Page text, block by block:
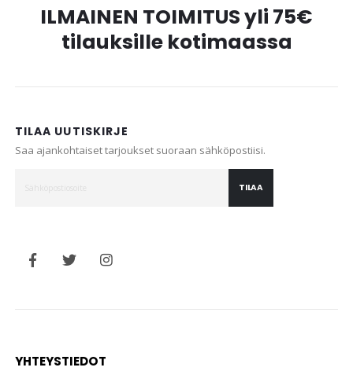
ILMAINEN TOIMITUS yli 75€
tilauksille kotimaassa
TILAA UUTISKIRJE
Saa ajankohtaiset tarjoukset suoraan sähköpostiisi.
TILAA
YHTEYSTIEDOT